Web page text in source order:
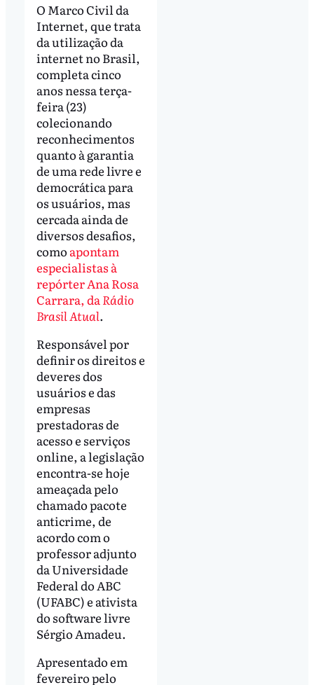
O Marco Civil da
Internet, que trata
da utilização da
internet no Brasil,
completa cinco
anos nessa terça-
feira (23)
colecionando
reconhecimentos
quanto à garantia
de uma rede livre e
democrática para
os usuários, mas
cercada ainda de
diversos desafios,
como apontam
especialistas à
repórter Ana Rosa
Carrara, daRádio
Brasil Atual.
Responsável por
definir os direitos e
deveres dos
usuários e das
empresas
prestadoras de
acesso e serviços
online, a legislação
encontra-se hoje
ameaçada pelo
chamado pacote
anticrime, de
acordo com o
professor adjunto
da Universidade
Federal do ABC
(UFABC) e ativista
do software livre
Sérgio Amadeu.
Apresentado em
fevereiro pelo